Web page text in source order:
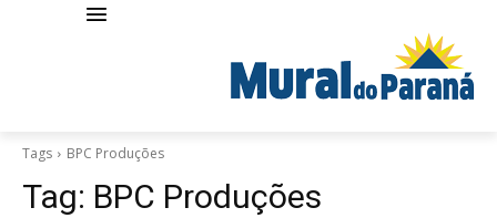
Tags BPC Produções
Tag: BPC Produções